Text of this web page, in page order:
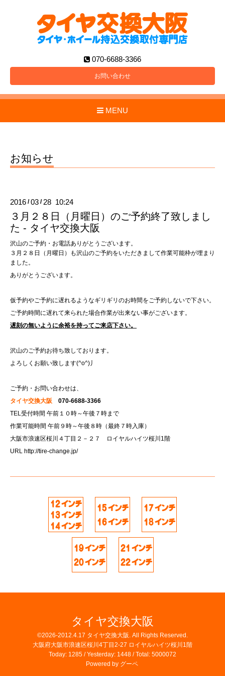
070-6688-3366
お問い合わせ
MENU
お知らせ
2016 /03 / 28 10:24
３月２８日（月曜日）のご予約終了致しまし
た - タイヤ交換大阪
沢山のご予約・お電話ありがとうございます。
３月２８日（月曜日）も沢山のご予約をいただきまして作業可能枠が埋まり
ました。
ありがとうございます。
仮予約やご予約に遅れるようなギリギリのお時間をご予約しないで下さい。
ご予約時間に遅れて来られた場合作業が出来ない事がございます。
遅刻の無いように余裕を持ってご来店下さい。
沢山のご予約お待ち致しております。
よろしくお願い致します(^o^)丿
ご予約・お問い合わせは、
タイヤ交換大阪 070-6688-3366
TEL受付時間 午前１０時～午後７時まで
作業可能時間 午前９時～午後８時（最終７時入庫）
大阪市浪速区桜川４丁目２－２７ ロイヤルハイツ桜川1階
URL http://tire-change.jp/
タイヤ交換大阪
©2026-2012.4.17 タイヤ交換大阪 . All Rights Reserved.
大阪府大阪市浪速区桜川4丁目2-27 ロイヤルハイツ桜川1階
Today: 1285 / Yesterday: 1448 / Total: 5000072
Powered by グーペ